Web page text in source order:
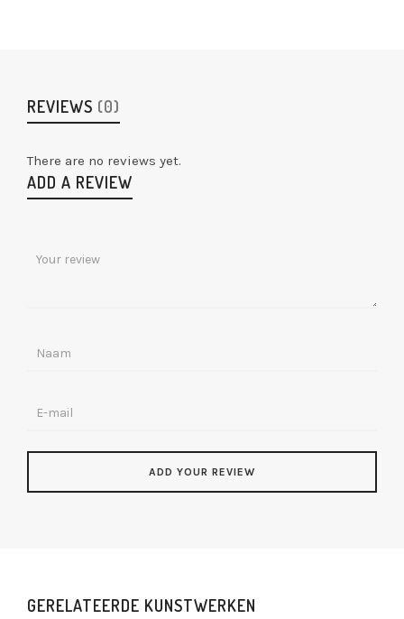
REVIEWS (0)
There are no reviews yet.
ADD A REVIEW
GERELATEERDE KUNSTWERKEN